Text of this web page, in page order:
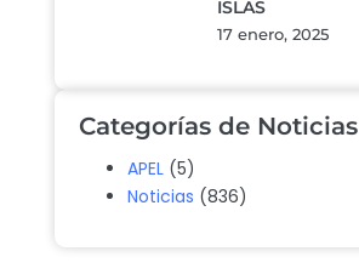
ISLAS
17 enero, 2025
Categorías de Noticias
APEL (5)
Noticias (836)